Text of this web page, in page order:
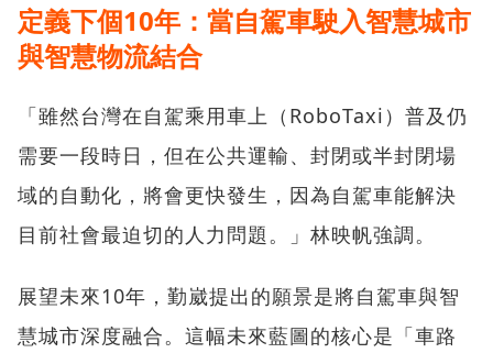
定義下個10年：當自駕車駛入智慧城市
與智慧物流結合
「雖然台灣在自駕乘用車上（RoboTaxi）普及仍
需要一段時日，但在公共運輸、封閉或半封閉場
域的自動化，將會更快發生，因為自駕車能解決
目前社會最迫切的人力問題。」林映帆強調。
展望未來10年，勤崴提出的願景是將自駕車與智
慧城市深度融合。這幅未來藍圖的核心是「車路